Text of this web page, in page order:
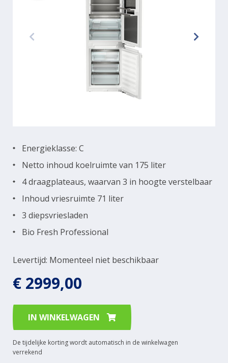
Levertijd: Momenteel niet beschikbaar
Energieklasse: C
Netto inhoud koelruimte van 175 liter
4 draagplateaus, waarvan 3 in hoogte verstelbaar
Inhoud vriesruimte 71 liter
3 diepsvriesladen
Bio Fresh Professional
€ 2999,00
IN WINKELWAGEN
De tijdelijke korting wordt automatisch in de winkelwagen
verrekend